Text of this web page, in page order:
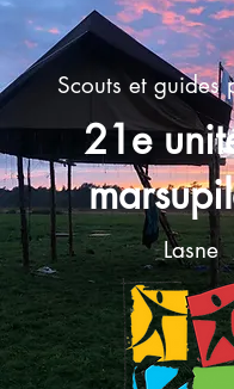
Scouts et guides
21e
Lasne